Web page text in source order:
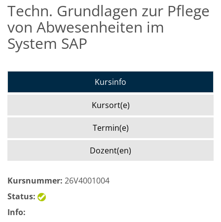
Techn. Grundlagen zur Pflege
von Abwesenheiten im
System SAP
Kursinfo
Kursort(e)
Termin(e)
Dozent(en)
Kursnummer: 26V4001004
Status:
Info: